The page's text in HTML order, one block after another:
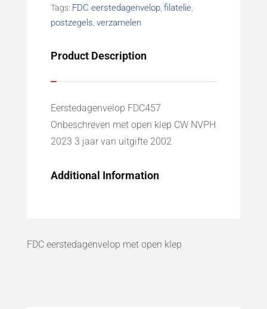
Tags: FDC eerstedagenvelop, filatelie,
postzegels verzamelen
Product Description
Eerstedagenvelop FDC457
Onbeschreven met open klep CW NVPH
2023 3 jaar van uitgifte 2002
Additional Information
FDC eerstedagenvelop met open klep